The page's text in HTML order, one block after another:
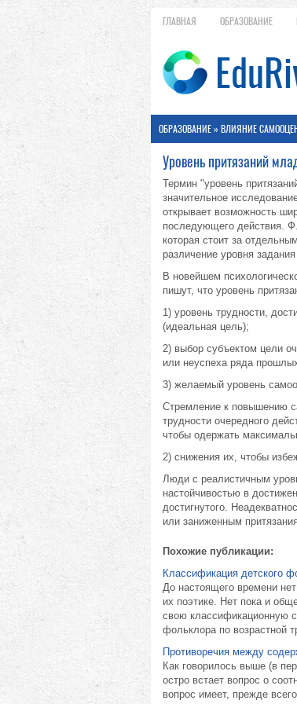
ГЛАВНАЯ ОБРАЗОВАНИЕ
ОБРАЗОВАНИЕ» ВЛИЯНИЕ
Уровень притязаний
Термин "уровень
значительное
открывает возможность
последующего действия.
которая стоит за
различение уровня
В новейшем
пишут, что уровень
1) уровень трудности,
(идеальная цель);
2) выбор субъектом цели
или неуспеха ряда
3) желаемый уровень
Стремление к повышению
трудности очередного
чтобы одержать
2) снижения их, чтобы
Люди с реалистичным
настойчивостью в
достигнутого.
или заниженным
Похожие публикации:
Классификация детского
До настоящего времени
их поэтике. Нет пока и
свою классификационную
фольклора по возрастной
Противоречия между
Как говорилось выше (в
остро встает вопрос о
вопрос имеет, прежде